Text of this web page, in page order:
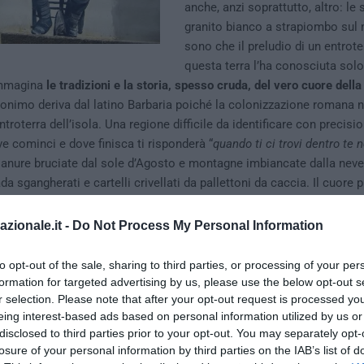
- Do Not Process My Personal Information
opt-out of the sale, sharing to third parties, or processing of your
for targeted advertising by us, please use the below opt-out
selection. Please note that after your opt-out request is processed
interest-based ads based on personal information utilized by us
to third parties prior to your opt-out. You may separately
of your personal information by third parties on the IAB’s list of
anche, anzi soprattutto, altro: le
granito bianco a strapiombo sul
sono che il preludio di un
questa terra l’ha conosciuta solo
le tradizioni e la storia, spesso cruda, del vero cuore della
deriva dal latino Barbaria poiché la colonizzazione romana
dell’isola. Una regione difficile da identificare con
cominci e dove finisca ti risponderà “quando ti ci trovi dentro te
bruciate dal sole d’Agosto e montagne imbiancate dalla
sgangherati e cartelli crivellati da pallettoni da caccia. Il cuore
ha sfamato generazioni per secoli, molto prima che l’Aga Khan
più di 1000 abitanti in provincia di Nuoro, che fu teatro di un
da una canzone di un cantautore che la Sardegna la
la Disamistade.